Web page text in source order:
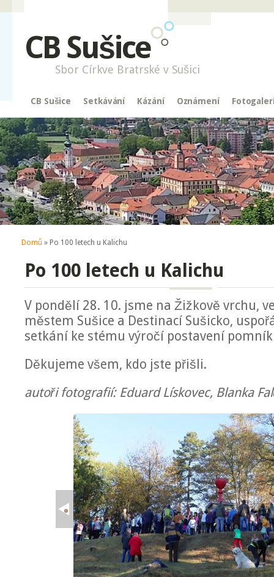
CB Sušice
Sbor Církve Bratrské v Sušici
CB Sušice Setkávání Kázání Oznámení
Jste zde
Domů » Po 100 letech u Kalichu
Po 100 letech u Kalichu
V pondělí 28. 10. jsme na Žižkově vrchu,
městem Sušice a Destinací Sušicko,
setkání ke stému výročí postavení
Děkujeme všem, kdo jste přišli.
autoři fotografií: Eduard Lískovec, Blanka